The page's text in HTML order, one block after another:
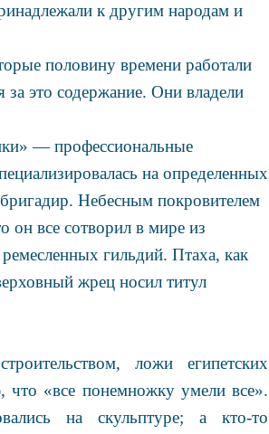
к другим народам и
половину времени работали
это содержание. Они владели
— профессиональные
на определенных
Небесным покровителем
все сотворил в мире из
гильдий. Птаха, как
жрец носил титул
ложи египетских
«все понемножку умели все».
на скульптуре; а кто-то